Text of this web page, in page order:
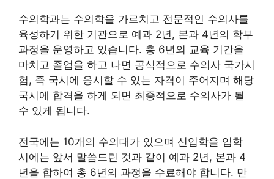
수의학과는 수의학을 가르치고 전문적인 수의사를
육성하기 위한 기관으로 예과 2년, 본과 4년의 학부
과정을 운영하고 있습니다. 총 6년의 교육 기간을
마치고 졸업을 하고 나면 공식적으로 수의사 국가시
험, 즉 국시에 응시할 수 있는 자격이 주어지며 해당
국시에 합격을 하게 되면 최종적으로 수의사가 될
수 있게 됩니다.
전국에는 10개의 수의대가 있으며 신입학을 입학
시에는 앞서 말씀드린 것과 같이 예과 2년, 본과 4
년을 합하여 총 6년의 과정을 수료해야 합니다. 만